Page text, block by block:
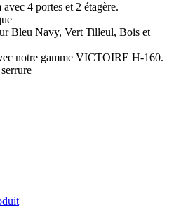
4 portes et 2 étagère.
Bleu Navy, Vert Tilleul, Bois et
notre gamme VICTOIRE H-160.